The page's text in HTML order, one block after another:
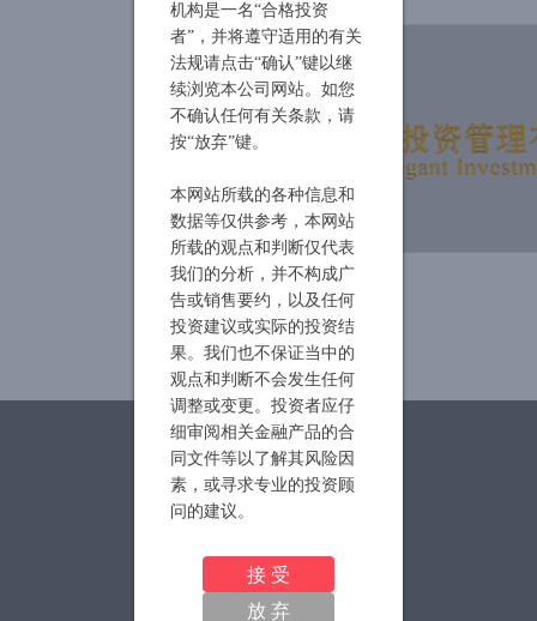
机构是一名“合格投资
者”，并将遵守适用的有关
法规请点击“确认”键以继
续浏览本公司网站。如您
不确认任何有关条款，请
按“放弃”键。
本网站所载的各种信息和
数据等仅供参考，本网站
所载的观点和判断仅代表
我们的分析，并不构成广
告或销售要约，以及任何
投资建议或实际的投资结
果。我们也不保证当中的
观点和判断不会发生任何
调整或变更。投资者应仔
细审阅相关金融产品的合
同文件等以了解其风险因
素，或寻求专业的投资顾
问的建议。
尚雅投资提请投资者注
意，证券投资有风险。且
信托产品净值可能会有较
接 受
放 弃
关于我们
联系我们